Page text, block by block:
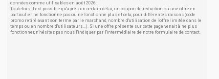
données comme utilisables en août 2026.
Toutefois, il est possible qu'après un certain délai, un coupon de réduction ou une offre en
particulier ne fonctionne pas ou ne fonctionne plus, et cela, pour différentes raisons (code
promo retiré avant son terme par le marchand, nombre d'utilisation de l'offre limitée dans le
temps ou en nombre d'utilisateurs...). Si une offre présente sur cette page venait à ne plus
fonctionner, n'hésitez pas nous l'indiquer par l'intermédiaire de notre formulaire de contact.